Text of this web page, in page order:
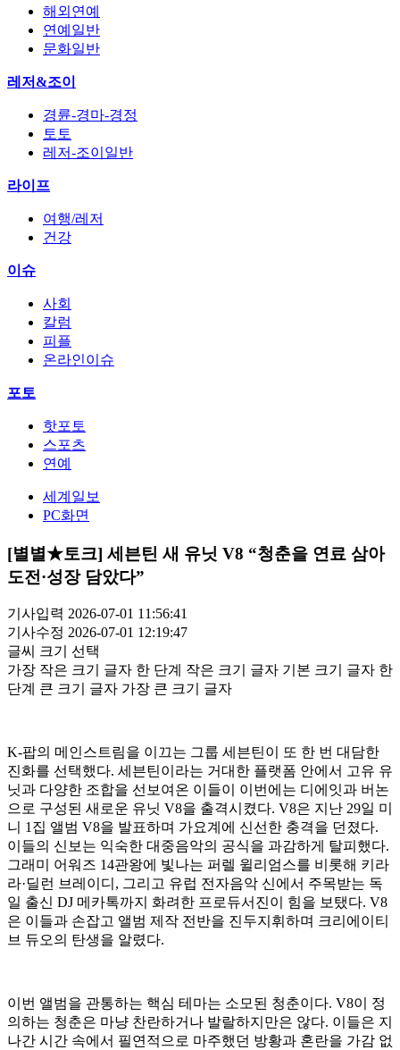
해외연예
연예일반
문화일반
레저&조이
경륜-경마-경정
토토
레저-조이일반
라이프
여행/레저
건강
이슈
사회
칼럼
피플
온라인이슈
포토
핫포토
스포츠
연예
세계일보
PC화면
[별별★토크] 세븐틴 새 유닛 V8 “청춘을 연료 삼아
도전·성장 담았다”
기사입력 2026-07-01 11:56:41
기사수정 2026-07-01 12:19:47
글씨 크기 선택
가장 작은 크기 글자 한 단계 작은 크기 글자 기본 크기 글자 한
단계 큰 크기 글자 가장 큰 크기 글자
K-팝의 메인스트림을 이끄는 그룹 세븐틴이 또 한 번 대담한
진화를 선택했다. 세븐틴이라는 거대한 플랫폼 안에서 고유 유
닛과 다양한 조합을 선보여온 이들이 이번에는 디에잇과 버논
으로 구성된 새로운 유닛 V8을 출격시켰다. V8은 지난 29일 미
니 1집 앨범 V8을 발표하며 가요계에 신선한 충격을 던졌다.
이들의 신보는 익숙한 대중음악의 공식을 과감하게 탈피했다.
그래미 어워즈 14관왕에 빛나는 퍼렐 윌리엄스를 비롯해 키라
라·딜런 브레이디, 그리고 유럽 전자음악 신에서 주목받는 독
일 출신 DJ 메카톡까지 화려한 프로듀서진이 힘을 보탰다. V8
은 이들과 손잡고 앨범 제작 전반을 진두지휘하며 크리에이티
브 듀오의 탄생을 알렸다.
이번 앨범을 관통하는 핵심 테마는 소모된 청춘이다. V8이 정
의하는 청춘은 마냥 찬란하거나 발랄하지만은 않다. 이들은 지
나간 시간 속에서 필연적으로 마주했던 방황과 혼란을 가감 없